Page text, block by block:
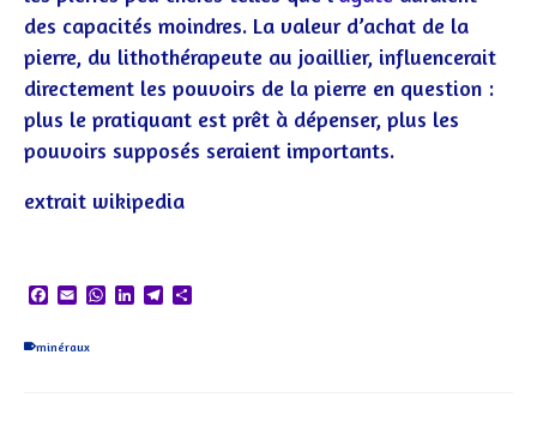
des capacités moindres. La valeur d’achat de la
pierre, du lithothérapeute au joaillier, influencerait
directement les pouvoirs de la pierre en question :
plus le pratiquant est prêt à dépenser, plus les
pouvoirs supposés seraient importants.
extrait wikipedia
Facebook
EmailWhatsApp
LinkedInTelegram
minéraux